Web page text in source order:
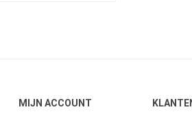
MIJN ACCOUNT